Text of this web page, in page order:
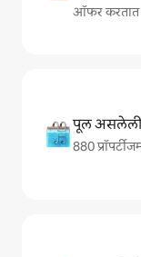
ऑफर करतात
पूल असलेली
880